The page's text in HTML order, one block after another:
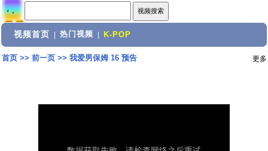
视频首页 热门视频 K-POP
首页>> 前一页>> 我爱男保姆 16 预告 更多